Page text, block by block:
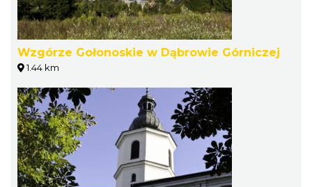
Wzgórze Gołonoskie w Dąbrowie Górniczej
1.44 km